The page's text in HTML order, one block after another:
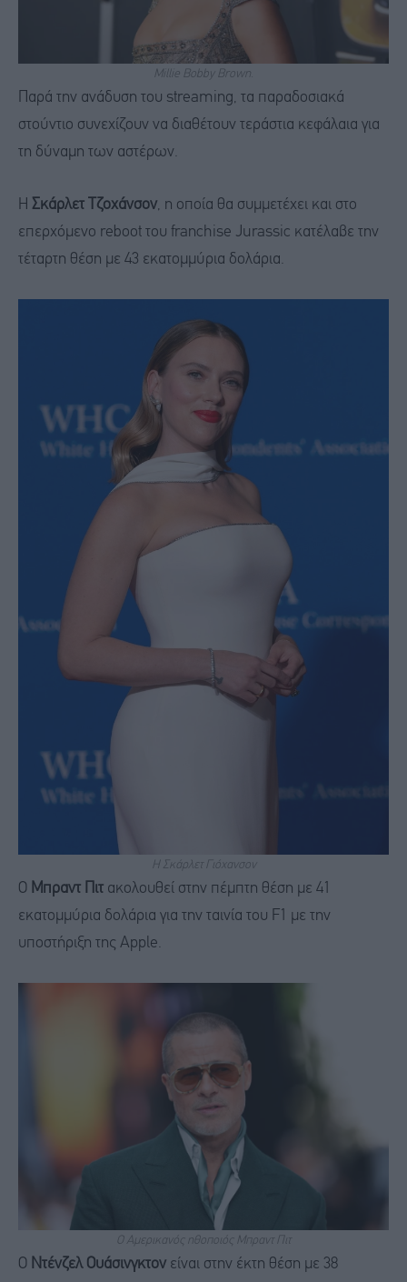
Millie Bobby Brown.
Παρά την ανάδυση του streaming, τα παραδοσιακά
στούντιο συνεχίζουν να διαθέτουν τεράστια κεφάλαια για
τη δύναμη των αστέρων.
Η Σκάρλετ Τζοχάνσον, η οποία θα συμμετέχει και στο
επερχόμενο reboot του franchise Jurassic κατέλαβε την
τέταρτη θέση με 43 εκατομμύρια δολάρια.
H Σκάρλετ Γιόχανσον
Ο Μπραντ Πιτ ακολουθεί στην πέμπτη θέση με 41
εκατομμύρια δολάρια για την ταινία του F1 με την
υποστήριξη της Apple.
Ο Αμερικανός ηθοποιός Μπραντ Πιτ
Ο Ντένζελ Ουάσινγκτον είναι στην έκτη θέση με 38